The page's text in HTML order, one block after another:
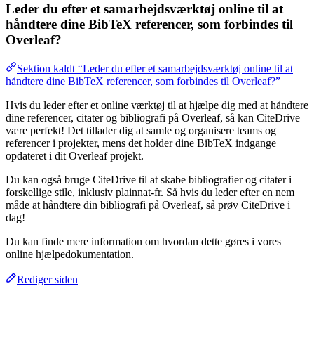
Leder du efter et samarbejdsværktøj online til at
håndtere dine BibTeX referencer, som forbindes til
Overleaf?
Sektion kaldt “Leder du efter et samarbejdsværktøj online til at
håndtere dine BibTeX referencer, som forbindes til Overleaf?”
Hvis du leder efter et online værktøj til at hjælpe dig med at håndtere
dine referencer, citater og bibliografi på Overleaf, så kan CiteDrive
være perfekt! Det tillader dig at samle og organisere teams og
referencer i projekter, mens det holder dine BibTeX indgange
opdateret i dit Overleaf projekt.
Du kan også bruge CiteDrive til at skabe bibliografier og citater i
forskellige stile, inklusiv plainnat-fr. Så hvis du leder efter en nem
måde at håndtere din bibliografi på Overleaf, så prøv CiteDrive i
dag!
Du kan finde mere information om hvordan dette gøres i vores
online hjælpedokumentation.
Rediger siden